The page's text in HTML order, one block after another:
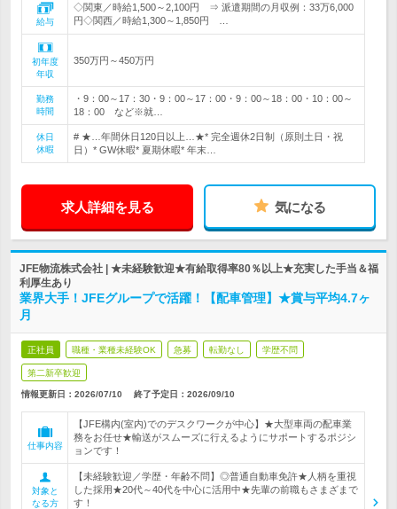
給与
◇関東／時給1,500～2,100円 ⇒ 派遣期間の月収例：33万6,000
円◇関西／時給1,300～1,850円 …
初年度
年収
350万円～450万円
勤務
時間
・9：00～17：30・9：00～17：00・9：00～18：00・10：00～
18：00 など※就…
休日
休暇
# ★…年間休日120日以上…★* 完全週休2日制（原則土日・祝
日）* GW休暇* 夏期休暇* 年末…
求人詳細を見る 気になる
JFE物流株式会社 | ★未経験歓迎★有給取得率80％以上★充実した手当＆福
利厚生あり
業界大手！JFEグループで活躍！【配車管理】★賞与平均4.7ヶ
月
正社員 職種・業種未経験OK 急募 転勤なし 学歴不問
第二新卒歓迎
情報更新日：2026/07/10 終了予定日： 2026/09/10
仕事内容
【JFE構内(室内)でのデスクワークが中心】★大型車両の配車業
務をお任せ★輸送がスムーズに行えるようにサポートするポジシ
ョンです！
対象と
なる方
【未経験歓迎／学歴・年齢不問】◎普通自動車免許★人柄を重視
した採用★20代～40代を中心に活用中★先輩の前職もさまざまで
す！